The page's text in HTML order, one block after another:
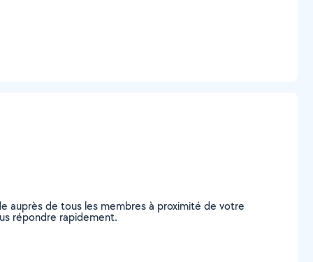
auprès de tous les membres à proximité de votre
répondre rapidement.